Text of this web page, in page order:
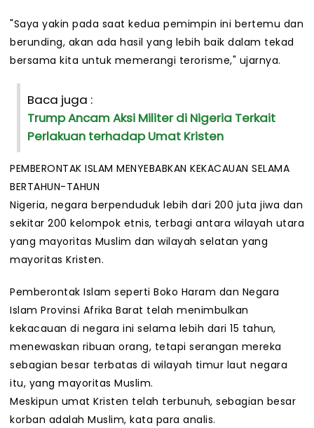
"Saya yakin pada saat kedua pemimpin ini bertemu dan
berunding, akan ada hasil yang lebih baik dalam tekad
bersama kita untuk memerangi terorisme," ujarnya.
Baca juga :
Trump Ancam Aksi Militer di Nigeria Terkait
Perlakuan terhadap Umat Kristen
PEMBERONTAK ISLAM MENYEBABKAN KEKACAUAN SELAMA
BERTAHUN-TAHUN
Nigeria, negara berpenduduk lebih dari 200 juta jiwa dan
sekitar 200 kelompok etnis, terbagi antara wilayah utara
yang mayoritas Muslim dan wilayah selatan yang
mayoritas Kristen.
Pemberontak Islam seperti Boko Haram dan Negara
Islam Provinsi Afrika Barat telah menimbulkan
kekacauan di negara ini selama lebih dari 15 tahun,
menewaskan ribuan orang, tetapi serangan mereka
sebagian besar terbatas di wilayah timur laut negara
itu, yang mayoritas Muslim.
Meskipun umat Kristen telah terbunuh, sebagian besar
korban adalah Muslim, kata para analis.